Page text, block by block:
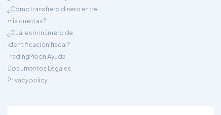
¿Cómo transfiero dinero entre
mis cuentas?
¿Cuál es mi número de
identificación fiscal?
TradingMoon Ayuda
Documentos Legales
Privacy policy